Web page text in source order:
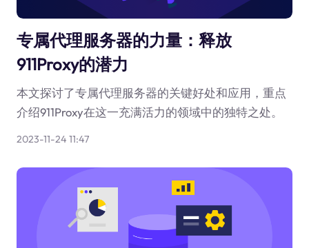
专属代理服务器的力量：释放
911Proxy的潜力
本文探讨了专属代理服务器的关键好处和应用，重点
介绍911Proxy在这一充满活力的领域中的独特之处。
2023-11-24 11:47